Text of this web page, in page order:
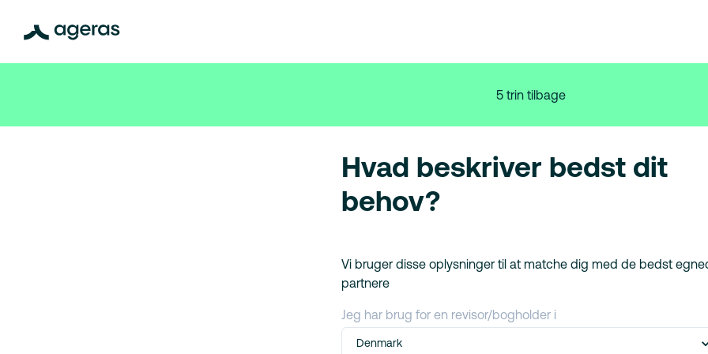
5 trin tilbage
Hvad beskriver bedst dit
behov?
Vi bruger disse oplysninger til at matche dig med de bedst
partnere
Jeg har brug for en revisor/bogholder i
Denmark